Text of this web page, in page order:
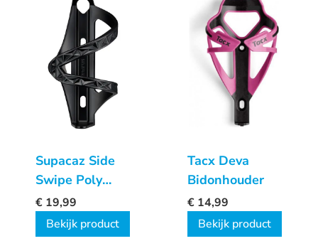
Supacaz Side
Swipe Poly
bidonhouder
links
€ 19,99
Bekijk product
Tacx Deva
Bidonhouder
€ 14,99
Bekijk product